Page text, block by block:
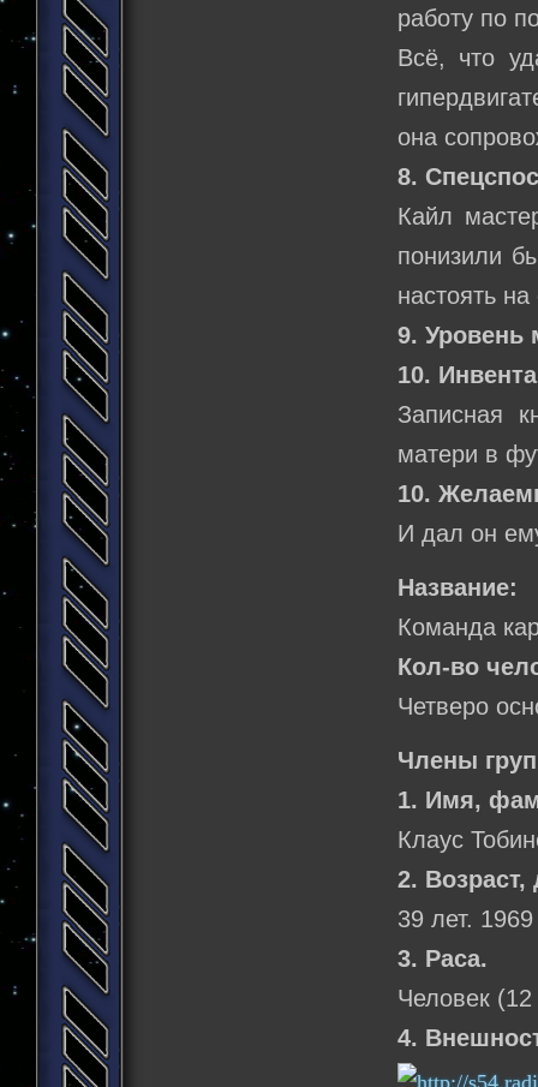
работу по
Всё, что
она
8.
Кайл
понизили
настоять
9. Уровень
10.
Записная
матери в
10.
И дал он
Название:
Команда
Кол-во
Четверо
Члены
1. Имя,
Клаус
2. Возраст,
39 лет.
3. Раса.
Человек
4.